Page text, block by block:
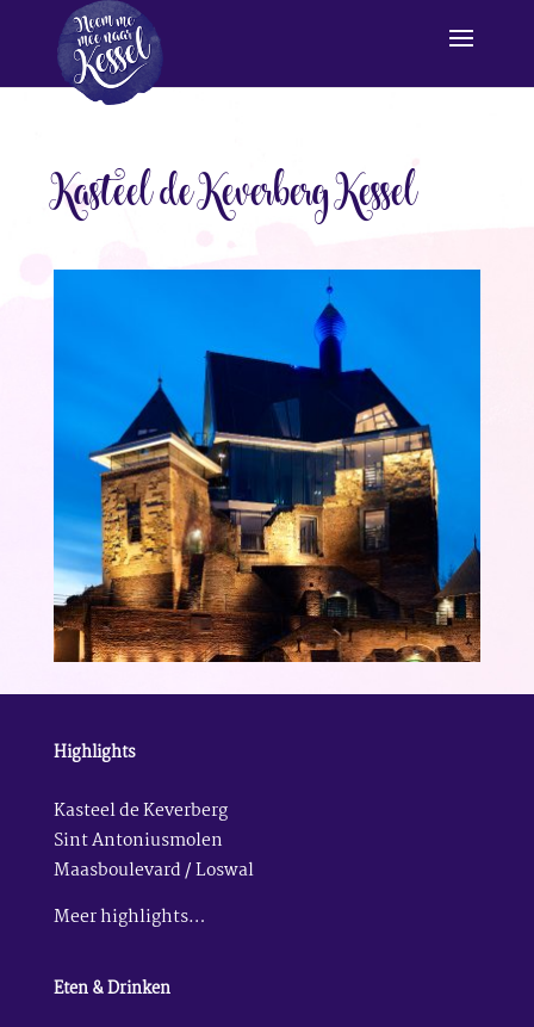
Kasteel de Keverberg Kessel
Highlights
Kasteel de Keverberg
Sint Antoniusmolen
Maasboulevard / Loswal
Meer highlights…
Eten & Drinken